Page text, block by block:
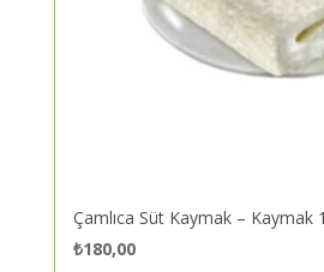
₺180,00